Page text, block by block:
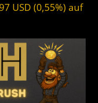
USD (0,55%) auf